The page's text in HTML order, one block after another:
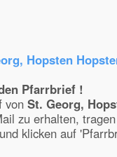
Hopsten
Pfarrbrief !
von St. Georg,
zu erhalten,
klicken auf